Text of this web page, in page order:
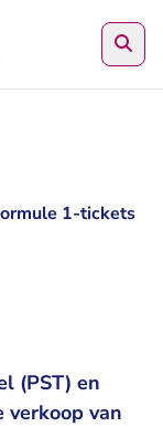
1-tickets
(PST) en
verkoop van